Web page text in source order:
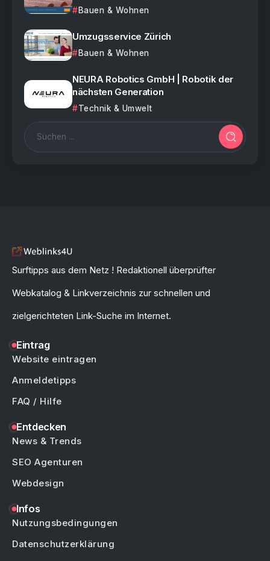
Bauen & Wohnen
Umzugsservice Zürich
Bauen & Wohnen
NEURA Robotics GmbH | Robotik der
nächsten Generation
Technik & Umwelt
Surftipps aus dem Netz ! Redaktionell überprüfter
Webkatalog & Linkverzeichnis zur schnellen und
zielgerichteten Link-Suche im Internet.
Eintrag
Website eintragen
Anmeldetipps
FAQ / Hilfe
Entdecken
News & Trends
SEO Agenturen
Webdesign
Infos
Nutzungsbedingungen
Datenschutzerklärung